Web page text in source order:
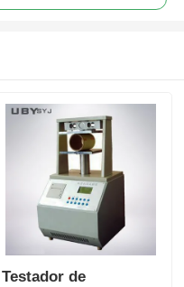
Testador de